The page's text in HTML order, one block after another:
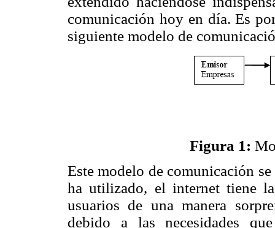
comunicación hoy en día. Es
siguiente modelo de
Figura 1:
Este modelo de comunicación
ha utilizado, el internet tiene
usuarios de una manera
debido a las necesidades